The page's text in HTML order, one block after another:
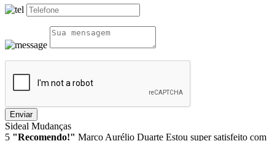
Enviar
Sideal Mudanças
5 "Recomendo!" Marco Aurélio Duarte Estou super satisfeito com